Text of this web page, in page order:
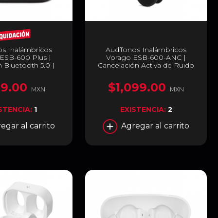
Inalámbricos
600 Plus |
Bluetooth 5.0 |
Integrado para
| Hasta 8 Horas
MXN
1
al carrito
Audífonos Inalámbricos
Vorago ESB-600-ANC |
Cancelación Activa de Ruido
Bluetooth 5.0 | Hasta 21hrs de
batería | ESB-600-ANC
$1,099.00 MXN
EXISTENCIA: 2
Agregar al carrito